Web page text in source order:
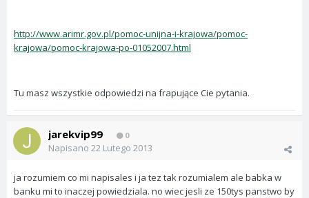
http://www.arimr.gov.pl/pomoc-unijna-i-krajowa/pomoc-
krajowa/pomoc-krajowa-po-01052007.html
Tu masz wszystkie odpowiedzi na frapujące Cie pytania.
jarekvip99 0
Napisano 22 Lutego 2013
ja rozumiem co mi napisales i ja tez tak rozumialem ale babka w
banku mi to inaczej powiedziala. no wiec jesli ze 150tys panstwo by